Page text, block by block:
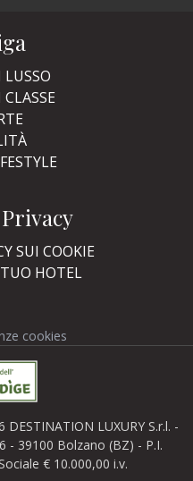
SUI COOKIE
HOTEL
cookies
LUXURY S.r.l. -
- 39100 Bolzano (BZ) - P.I.
€ 10.000,00 i.v.